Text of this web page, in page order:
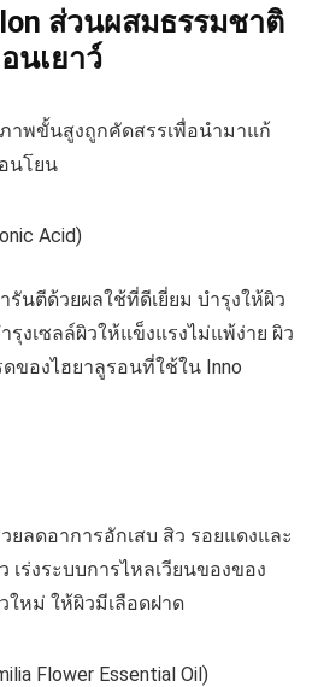
ส่วนผสมธรรมชาติ
นเยาว์
พขั้นสูงถูกคัดสรรเพื่อนำมาแก้
นโยน
Acid)
นตีด้วยผลใช้ที่ดีเยี่ยม บำรุงให้ผิว
งเซลล์ผิวให้แข็งแรงไม่แพ้ง่าย ผิว
ของไฮยาลูรอนที่ใช้ใน Inno
ลดอาการอักเสบ สิว รอยแดงและ
เร่งระบบการไหลเวียนของของ
ใหม่ ให้ผิวมีเลือดฝาด
Flower Essential Oil)